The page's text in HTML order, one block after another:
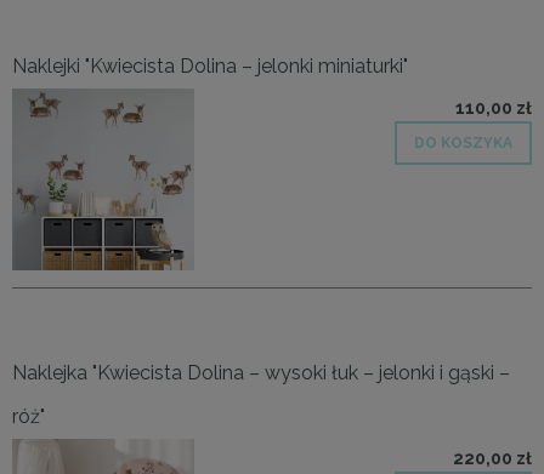
Naklejki "Kwiecista Dolina – jelonki miniaturki"
110,00 zł
DO KOSZYKA
Naklejka "Kwiecista Dolina – wysoki łuk – jelonki i gąski –
róż"
220,00 zł